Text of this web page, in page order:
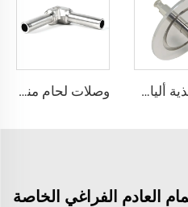
شفة تغذية ألياف بصرية مخصصة من الفولاذ المقاوم للصدأ SS304/SS316L، توصيل أنثى KF25/40، تركيب فراغ NW25/40 وصلات لحام منحنية طويلة من الفولاذ المقاوم للصدأ SS316L فائقة النقاء، وصلات لحام منحنية طويلة أوتوماتيكية مدارية من الفولاذ المقاوم للصدأ للتطبيقات فائقة النقاء، لأنابيب فائقة النقاء
العادم الفراغي الخاصة